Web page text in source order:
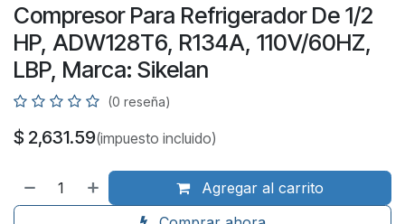
Compresor Para Refrigerador De 1/2
HP, ADW128T6, R134A, 110V/60HZ,
LBP, Marca: Sikelan
(0 reseña)
$ 2,631.59(impuesto incluido)
Agregar al carrito